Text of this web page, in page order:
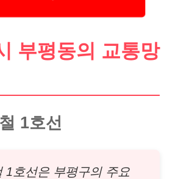
부평동의 교통망
1호선
1호선은 부평구의 주요